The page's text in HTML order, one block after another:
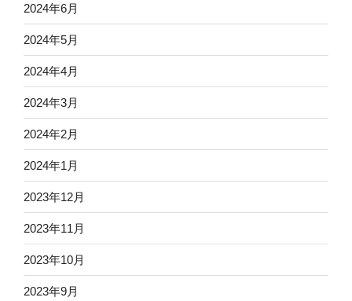
2024年6月
2024年5月
2024年4月
2024年3月
2024年2月
2024年1月
2023年12月
2023年11月
2023年10月
2023年9月